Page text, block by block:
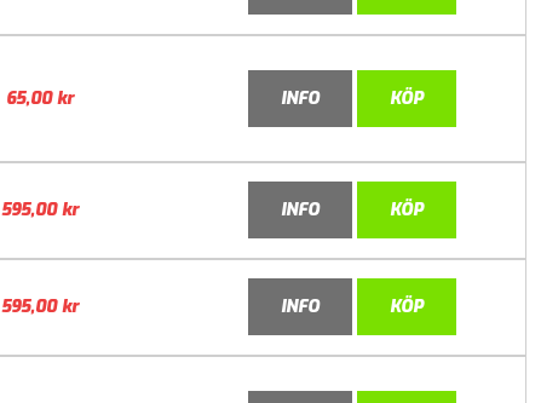
65,00kr INFO KÖP
595,00kr INFO KÖP
595,00kr INFO KÖP